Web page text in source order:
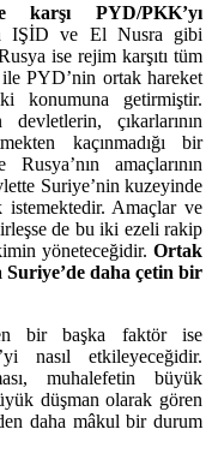
PYD/PKK’yı
IŞİD ve El Nusra gibi
ise rejim karşıtı tüm
PYD’nin ortak hareket
konumuna getirmiştir.
çıkarlarının
kaçınmadığı bir
amaçlarının
Suriye’nin kuzeyinde
istemektedir. Amaçlar ve
de bu iki ezeli rakip
yöneteceğidir. Ortak
Suriye’de daha çetin bir
bir başka faktör ise
nasıl etkileyeceğidir.
muhalefetin büyük
düşman olarak gören
daha mâkul bir durum